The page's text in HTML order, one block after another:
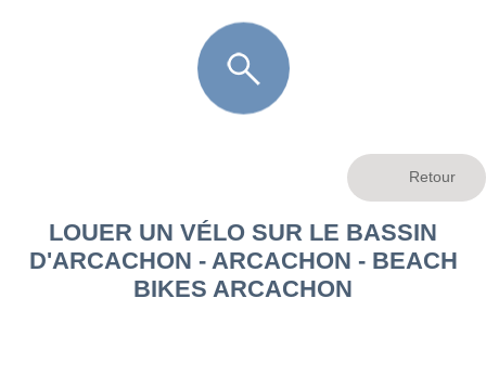
LOUER UN VÉLO SUR LE BASSIN
D'ARCACHON - ARCACHON - BEACH
BIKES ARCACHON